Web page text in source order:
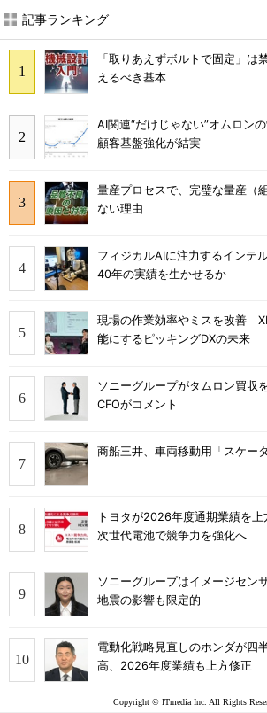
記事ランキング
「取りあえずボルトで固定」
えるべき基本
AI関連“だけじゃない”オムロン
顧客基盤強化が結実
量産プロセスで、完璧な量産（
ない理由
フィジカルAIに注力するインテ
40年の実績を生かせるか
現場の作業効率やミスを改善
能にするピッキングDXの未来
ソニーグループがタムロン買収
CFOがコメント
商船三井、車両移動用「スケー
トヨタが2026年度通期業績を
次世代電池で競争力を強化へ
ソニーグループはイメージセン
地震の影響も限定的
電動化戦略見直しのホンダが四
高、2026年度業績も上方修正
Copyright © ITmedia Inc. All Rights